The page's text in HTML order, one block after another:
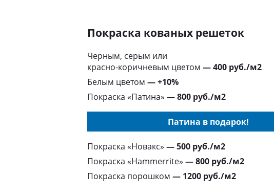
Покраска кованых решеток
Черным, серым или
красно-коричневым цветом— 400 руб./м2
Белым цветом— +10%
Покраска «Патина»— 800 руб./м2
Патина в подарок!
Покраска «Новакс»— 500 руб./м2
Покраска «Hammerrite»— 800 руб./м2
Покраска порошком— 1200 руб./м2